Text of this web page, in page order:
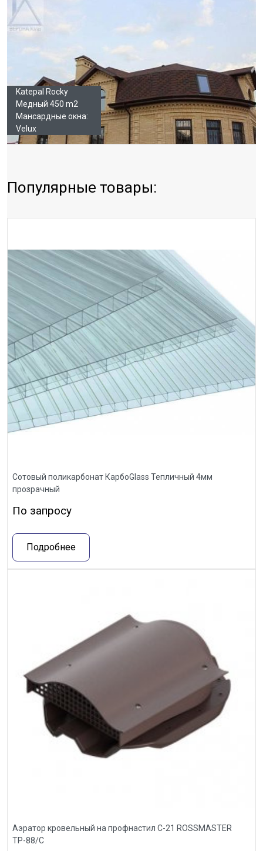
Katepal Rocky
Медный 450 m2
Мансардные окна:
Velux
Популярные товары:
Сотовый поликарбонат КарбоGlass Тепличный 4мм
прозрачный
По запросу
Подробнее
Аэратор кровельный на профнастил С-21 ROSSMASTER
ТР-88/С